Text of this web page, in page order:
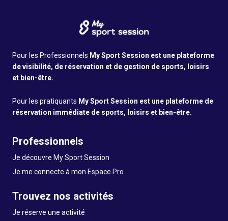
Pour les Professionnels My Sport Session est une plateforme
de visibilité, de réservation et de gestion de sports, loisirs
et bien-être.
Pour les pratiquants My Sport Session est une plateforme de
réservation immédiate de sports, loisirs et bien-être.
Professionnels
Je découvre My Sport Session
Je me connecte à mon Espace Pro
Trouvez nos activités
Je réserve une activité